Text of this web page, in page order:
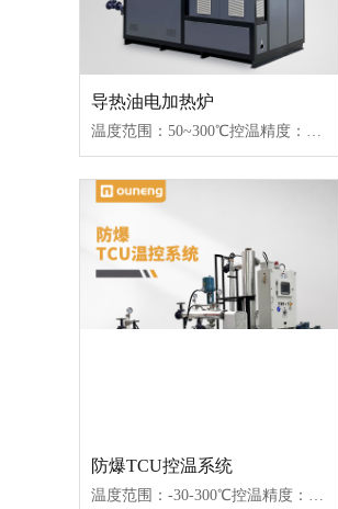
导热油电加热炉
温度范围：50~300℃控温精度：±1℃加热功率：18~96kW控制类型：固态继电器/可控硅
防爆TCU控温系统